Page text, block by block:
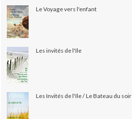
Le Voyage vers l'enfant
Les invités de l'île
Les Invités de l'île / Le Bateau du soir